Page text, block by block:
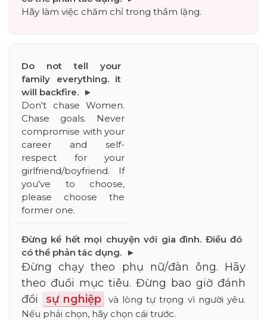
Hãy làm việc chăm chỉ trong thầm lặng.
Don't chase Women.
Chase goals. Never
compromise with your
career and self-
respect for your
girlfriend/boyfriend. If
you've to choose,
please choose the
former one.
Đừng chạy theo phụ nữ/đàn ông. Hãy
theo đuổi mục tiêu. Đừng bao giờ đánh
đổi
sự nghiệp
và lòng tự trọng vì người yêu.
Nếu phải chọn, hãy chọn cái trước.